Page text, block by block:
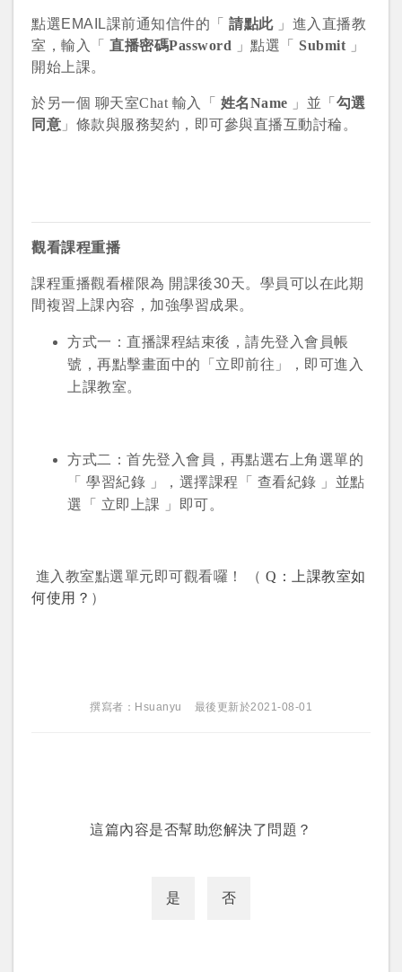
或 或
註冊
您將收到一封Email，請依照信件中的指示重新登
重設密碼
系統偵測到您的帳號重複登入，
點擊下方「確定」將前一位使用者強制登出。
取消
點選EMAIL課前通知信件的「 請點此 」 進入直播教
室， 輸入「 直播密碼Password 」點選「 Submit
」
開始上課。
於另一個 聊天室Chat 輸入「 姓名Name 」並「 勾選
同意 」條款與服務契約，即可參與直播互動討稐。
觀看課程重播
課程重播觀看權限為 開課後30天。學員可以在此期
間複習上課內容， 加強學習成果。
方式一：直播課程結束後，請先登入會員帳
號， 再點擊畫面中的「立即前往」，即可進入
上課教室。
方式二：首先登入會員，再點選右上角選單的
「 學習紀錄
」，選擇課程「 查看紀錄 」並點
選「 立即上課 」即可。
進入教室點選單元即可觀看囉！ （ Q：
上課教室如
何使用？ ）
撰寫者：Hsuanyu 最後更新於2021-08-01
這篇內容是否幫助您解決了問題？